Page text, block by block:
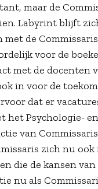
maar de
Labyrint blijft
de
voor de
met de docenten
in voor de
dat er
het Psychologie-
van
zich nu
die de kansen
nu als